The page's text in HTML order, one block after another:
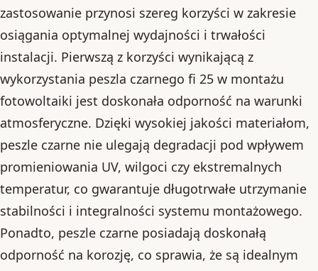
zastosowanie przynosi szereg korzyści w zakresie
osiągania optymalnej wydajności i trwałości
instalacji. Pierwszą z korzyści wynikającą z
wykorzystania peszla czarnego fi 25 w montażu
fotowoltaiki jest doskonała odporność na warunki
atmosferyczne. Dzięki wysokiej jakości materiałom,
peszle czarne nie ulegają degradacji pod wpływem
promieniowania UV, wilgoci czy ekstremalnych
temperatur, co gwarantuje długotrwałe utrzymanie
stabilności i integralności systemu montażowego.
Ponadto, peszle czarne posiadają doskonałą
odporność na korozję, co sprawia, że są idealnym